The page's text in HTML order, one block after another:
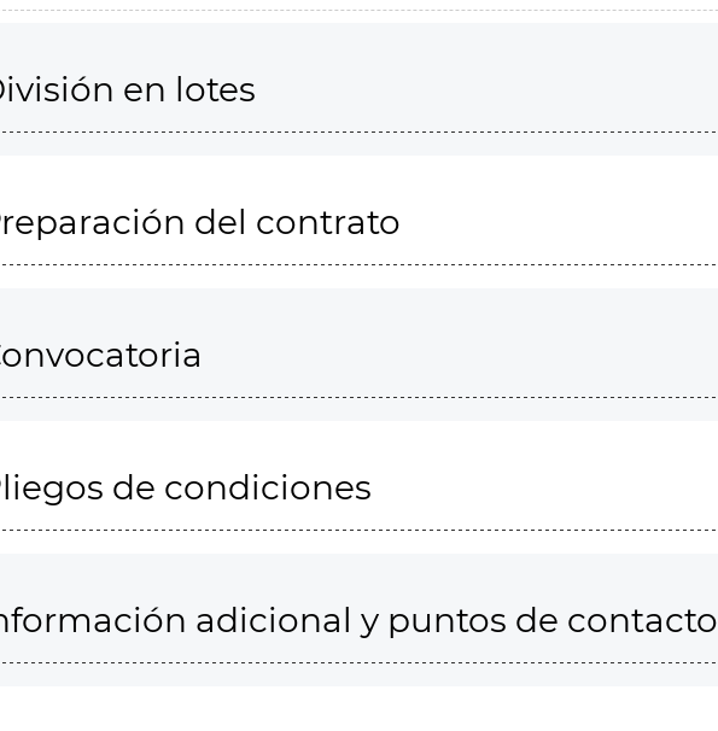
en lotes
del contrato
de condiciones
adicional y puntos de contacto